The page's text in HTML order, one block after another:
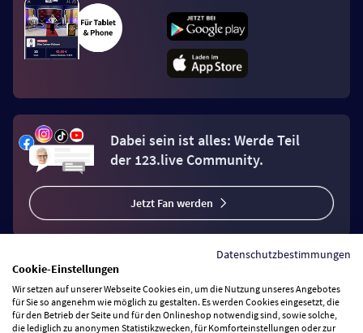
Dabei sein ist alles: Werde Teil
der 123.live Community.
Jetzt Fan werden
Vertrag widerrufen
Datenschutzbestimmungen
Cookie-Einstellungen
Wir setzen auf unserer Webseite Cookies ein, um die Nutzung unseres Angebotes
für Sie so angenehm wie möglich zu gestalten. Es werden Cookies eingesetzt, die
für den Betrieb der Seite und für den Onlineshop notwendig sind, sowie solche,
die lediglich zu anonymen Statistikzwecken, für Komforteinstellungen oder zur